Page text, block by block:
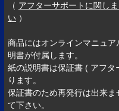
（ アフターサポートに関し
い ）
商品にはオンラインマニュ
明書が付属します。
紙の説明書は保証書 ( アフ
ります。
保証書のため再発行は出来
て下さい。